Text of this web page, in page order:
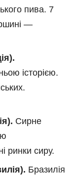
пива. 7
—
історією.
Сирне
ринки сиру.
Бразилія